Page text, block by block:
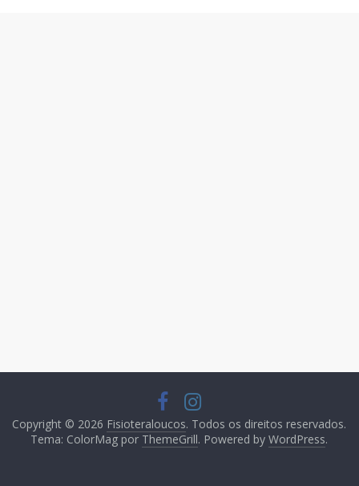
Copyright © 2026 Fisioteraloucos. Todos os direitos reservados.
Tema: ColorMag por ThemeGrill. Powered byWordPress.